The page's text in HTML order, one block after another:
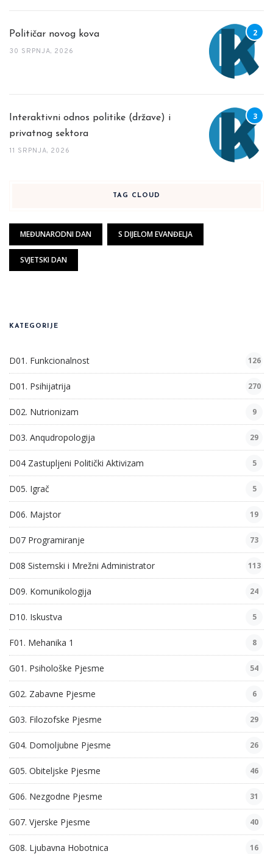
Političar novog kova
30 SRPNJA, 2026
Interaktivni odnos politike (države) i
privatnog sektora
11 SRPNJA, 2026
TAG CLOUD
MEĐUNARODNI DAN S DIJELOM EVANĐELJA
SVJETSKI DAN
KATEGORIJE
D01. Funkcionalnost 126
D01. Psihijatrija 270
D02. Nutrionizam 9
D03. Anqudropologija 29
D04 Zastupljeni Politički Aktivizam 5
D05. Igrač 5
D06. Majstor 19
D07 Programiranje 73
D08 Sistemski i Mrežni Administrator 113
D09. Komunikologija 24
D10. Iskustva 5
F01. Mehanika 1 8
G01. Psihološke Pjesme 54
G02. Zabavne Pjesme 6
G03. Filozofske Pjesme 29
G04. Domoljubne Pjesme 26
G05. Obiteljske Pjesme 46
G06. Nezgodne Pjesme 31
G07. Vjerske Pjesme 40
G08. Ljubavna Hobotnica 16